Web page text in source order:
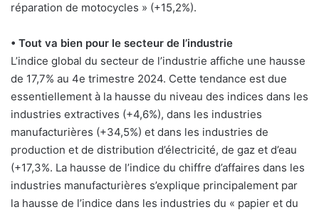
réparation de motocycles » (+15,2%).
• Tout va bien pour le secteur de l’industrie
L’indice global du secteur de l’industrie affiche une hausse
de 17,7% au 4e trimestre 2024. Cette tendance est due
essentiellement à la hausse du niveau des indices dans les
industries extractives (+4,6%), dans les industries
manufacturières (+34,5%) et dans les industries de
production et de distribution d’électricité, de gaz et d’eau
(+17,3%. La hausse de l’indice du chiffre d’affaires dans les
industries manufacturières s’explique principalement par
la hausse de l’indice dans les industries du « papier et du